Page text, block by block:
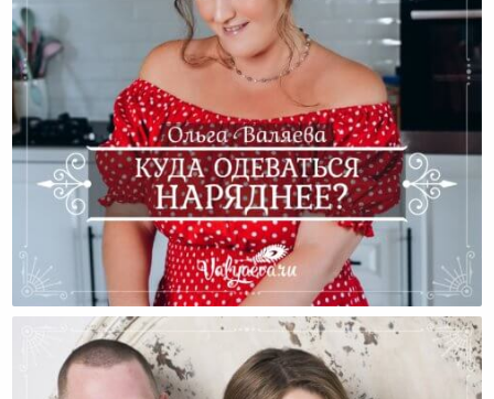
Куда Одеваться Наряднее?